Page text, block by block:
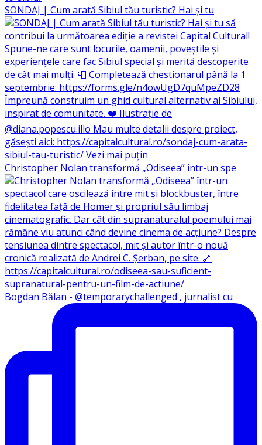
SONDAJ | Cum arată Sibiul tău turistic? Hai și tu
Christopher Nolan transformă „Odiseea” într-un spe
Bogdan Bălan - @temporarychallenged , jurnalist cu